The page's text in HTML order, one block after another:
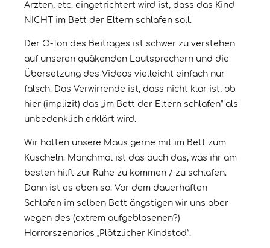
Ärzten, etc. eingetrichtert wird ist, dass das Kind
NICHT im Bett der Eltern schlafen soll.
Der O-Ton des Beitrages ist schwer zu verstehen
auf unseren quäkenden Lautsprechern und die
Übersetzung des Videos vielleicht einfach nur
falsch. Das Verwirrende ist, dass nicht klar ist, ob
hier (implizit) das „im Bett der Eltern schlafen“ als
unbedenklich erklärt wird.
Wir hätten unsere Maus gerne mit im Bett zum
Kuscheln. Manchmal ist das auch das, was ihr am
besten hilft zur Ruhe zu kommen / zu schlafen.
Dann ist es eben so. Vor dem dauerhaften
Schlafen im selben Bett ängstigen wir uns aber
wegen des (extrem aufgeblasenen?)
Horrorszenarios „Plötzlicher Kindstod“.